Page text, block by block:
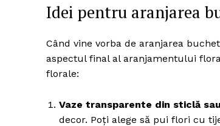
Idei pentru aranjarea
Când vine vorba de aranjarea
aspectul final al aranjamentului
florale:
Vaze transparente din sticlă
decor. Poți alege să pui flori cu